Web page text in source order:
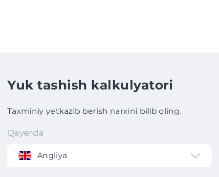
Yuk tashish kalkulyatori
Taxminiy yetkazib berish narxini bilib oling.
Qayerda
Angliya